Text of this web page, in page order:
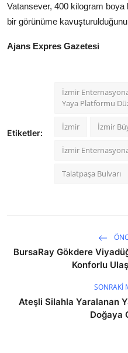
Vatansever, 400 kilogram boya
bir görünüme kavuşturulduğunu
Ajans Expres Gazetesi
Etiketler:
İzmir
Yaya Platformu
İzmir İzmir
İzmir
Talatpaşa Bulvarı
BursaRay Gökdere
Konforlu
SONRAKI
Ateşli Silahla Yaralanan
Doğaya